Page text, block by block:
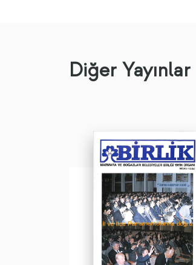
Diğer Yayınlar